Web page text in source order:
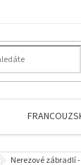
Nerezové zábradlí